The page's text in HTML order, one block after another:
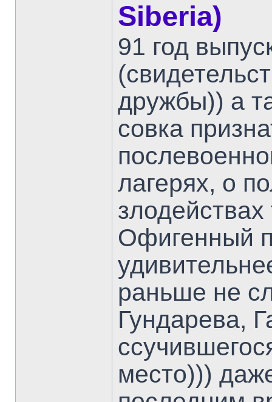
Siberia)
91 год
дружбы)) а
совка
лагерях, о
Офигенный
раньше не
Гундарева,
место)))